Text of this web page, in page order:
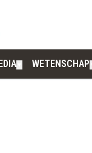
WETENSCHAP